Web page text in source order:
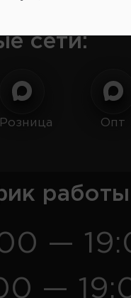
сети:
Розница Опт
—
—